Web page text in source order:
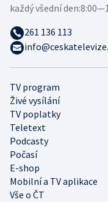
TV program
Živé vysílání
TV poplatky
Teletext
Podcasty
Počasí
E-shop
Mobilní a TV aplikace
Vše o ČT
každý všední den:
261 136 113